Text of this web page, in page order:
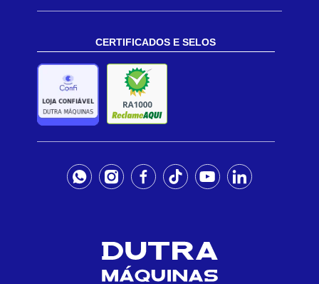
CERTIFICADOS E SELOS